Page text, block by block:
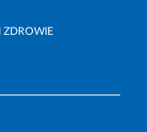
ZDROWIE